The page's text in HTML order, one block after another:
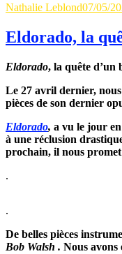
Author
Nathalie LeblondUpdated
07/05/
Eldorado, la
Eldorado, la quête d’un
Le 27 avril dernier,
pièces de son dernier
Eldorado, a vu le jour
à une réclusion
prochain, il nous
.
.
De belles pièces
Bob Walsh . Nous